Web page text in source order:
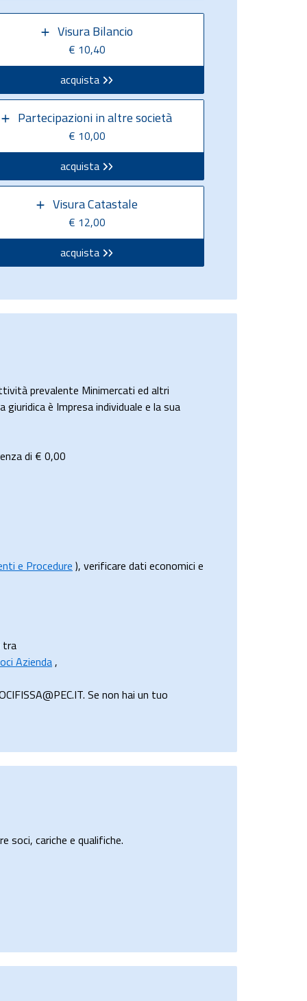
Visura Bilancio
€ 10,40
acquista
Partecipazioni in altre società
€ 10,00
acquista
Visura Catastale
€ 12,00
acquista
prevalente Minimercati ed altri
è Impresa individuale e la sua
di € 0,00
e Procedure ), verificare dati economici e
tra
Azienda,
Se non hai un tuo
soci, cariche e qualifiche.